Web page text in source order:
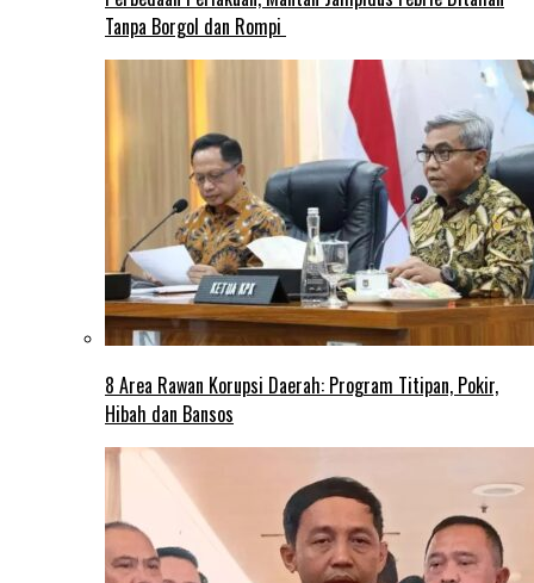
Tanpa Borgol dan Rompi
8 Area Rawan Korupsi Daerah: Program Titipan, Pokir,
Hibah dan Bansos